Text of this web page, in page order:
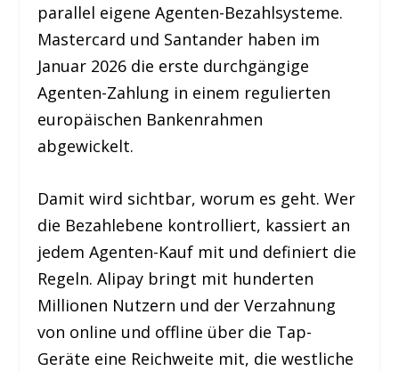
parallel eigene Agenten-Bezahlsysteme.
Mastercard und Santander haben im
Januar 2026 die erste durchgängige
Agenten-Zahlung in einem regulierten
europäischen Bankenrahmen
abgewickelt.
Damit wird sichtbar, worum es geht. Wer
die Bezahlebene kontrolliert, kassiert an
jedem Agenten-Kauf mit und definiert die
Regeln. Alipay bringt mit hunderten
Millionen Nutzern und der Verzahnung
von online und offline über die Tap-
Geräte eine Reichweite mit, die westliche